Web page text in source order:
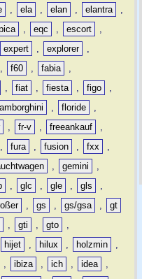
, ela , elan , elantra
,
, eqc , escort
,
expert , explorer
,
, f60 , fabia
,
, fiat , fiesta , figo
,
, floride
,
, fr-v , freeankauf
,
, fura , fusion , fxx
,
, gemini
,
, glc , gle , gls
,
, gs , gs/gsa ,
gt
, gti , gto
,
hijet , hilux , holzmin
,
, ibiza , ich , idea
,